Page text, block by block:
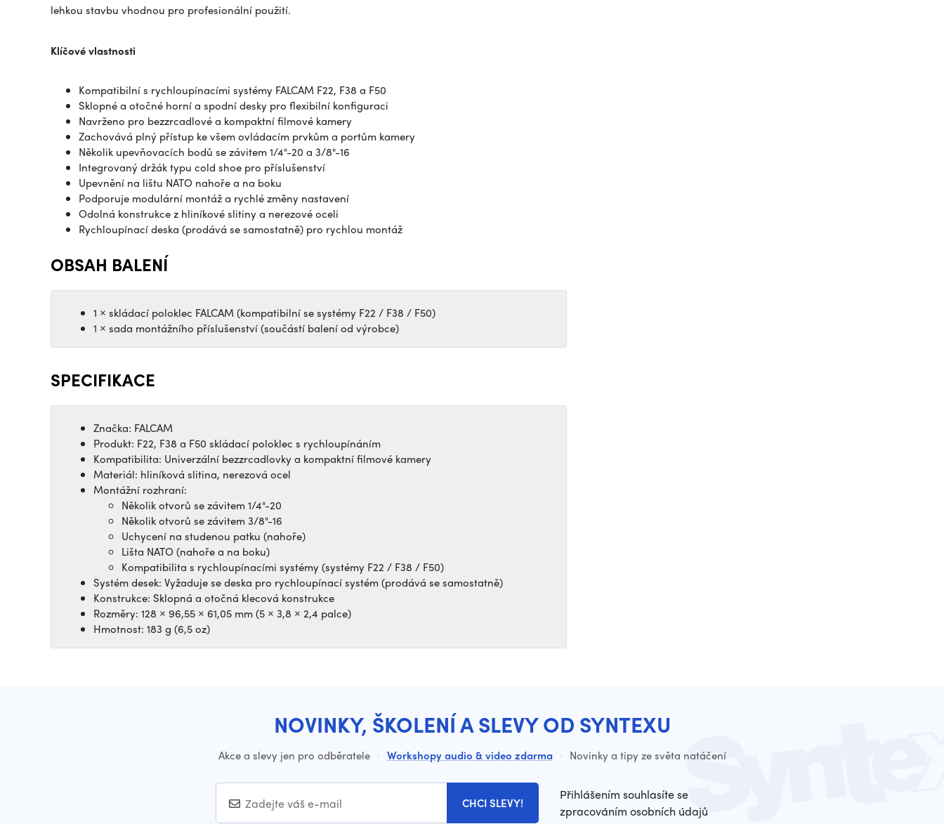
lehkou stavbu vhodnou pro profesionální použití.
Klíčové vlastnosti
Kompatibilní s rychloupínacími systémy FALCAM F22, F38 a F50
Sklopné a otočné horní a spodní desky pro flexibilní konfiguraci
Navrženo pro bezzrcadlové a kompaktní filmové kamery
Zachovává plný přístup ke všem ovládacím prvkům a portům kamery
Několik upevňovacích bodů se závitem 1/4"-20 a 3/8"-16
Integrovaný držák typu cold shoe pro příslušenství
Upevnění na lištu NATO nahoře a na boku
Podporuje modulární montáž a rychlé změny nastavení
Odolná konstrukce z hliníkové slitiny a nerezové oceli
Rychloupínací deska (prodává se samostatně) pro rychlou montáž
OBSAH BALENÍ
1 × skládací poloklec FALCAM (kompatibilní se systémy F22 / F38 / F50)
1 × sada montážního příslušenství (součástí balení od výrobce)
SPECIFIKACE
Značka: FALCAM
Produkt: F22, F38 a F50 skládací poloklec s rychloupínáním
Kompatibilita: Univerzální bezzrcadlovky a kompaktní filmové kamery
Materiál: hliníková slitina, nerezová ocel
Montážní rozhraní:
Několik otvorů se závitem 1/4"-20
Několik otvorů se závitem 3/8"-16
Uchycení na studenou patku (nahoře)
Lišta NATO (nahoře a na boku)
Kompatibilita s rychloupínacími systémy (systémy F22 / F38 / F50)
Systém desek: Vyžaduje se deska pro rychloupínací systém (prodává se samostatně)
Konstrukce: Sklopná a otočná klecová konstrukce
Rozměry: 128 × 96,55 × 61,05 mm (5 × 3,8 × 2,4 palce)
Hmotnost: 183 g (6,5 oz)
NOVINKY, ŠKOLENÍ A SLEVY OD SYNTEXU
Akce a slevy jen pro odběratele · Workshopy audio & video zdarma · Novinky a tipy ze světa natáčení
CHCI SLEVY!
Přihlášením souhlasíte se
zpracováním osobních údajů